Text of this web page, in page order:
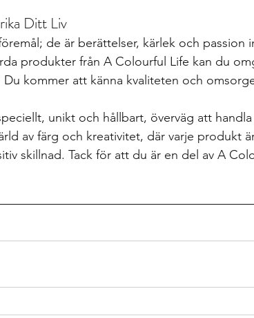
Ditt Liv
de är berättelser, kärlek och passion
produkter från A Colourful Life kan du
kommer att känna kvaliteten och
unikt och hållbart, överväg att
av färg och kreativitet, där varje produkt
skillnad. Tack för att du är en del av A